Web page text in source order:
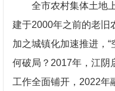
全市农村集体土地
建于2000年之前的老旧
加之城镇化加速推进，“
何破局？2017年，江阴
工作全面铺开，2022年